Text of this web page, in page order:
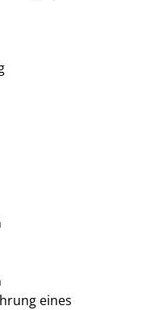
eines